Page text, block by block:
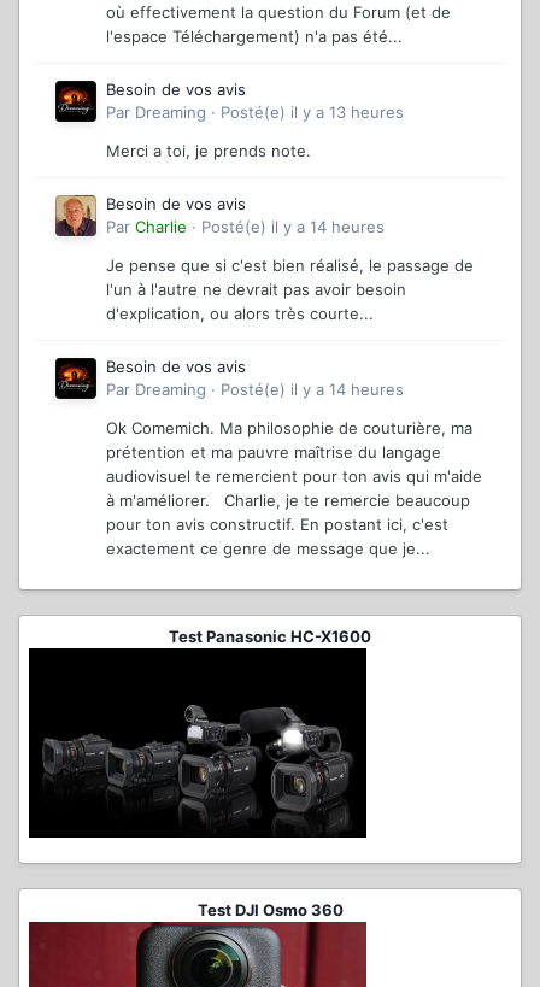
où effectivement la question du Forum (et de
l'espace Téléchargement) n'a pas été...
Besoin de vos avis
Par Dreaming · Posté(e) il y a 13 heures
Merci a toi, je prends note.
Besoin de vos avis
Par Charlie · Posté(e) il y a 14 heures
Je pense que si c'est bien réalisé, le passage de
l'un à l'autre ne devrait pas avoir besoin
d'explication, ou alors très courte...
Besoin de vos avis
Par Dreaming · Posté(e) il y a 14 heures
Ok Comemich. Ma philosophie de couturière, ma
prétention et ma pauvre maîtrise du langage
audiovisuel te remercient pour ton avis qui m'aide
à m'améliorer. Charlie, je te remercie beaucoup
pour ton avis constructif. En postant ici, c'est
exactement ce genre de message que je...
Test Panasonic HC-X1600
Test DJI Osmo 360